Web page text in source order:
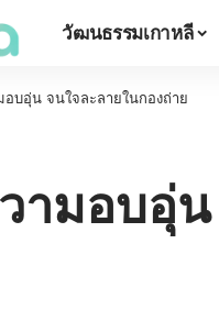
วัฒนธรรมเกาหลี
อบอุ่น จนใจละลายในกองถ่าย
ามอบอุ่